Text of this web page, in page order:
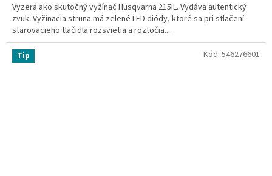
Vyzerá ako skutočný vyžínač Husqvarna 215IL. Vydáva autentický
zvuk. Vyžínacia struna má zelené LED diódy, ktoré sa pri stlačení
starovacieho tlačidla rozsvietia a roztočia....
Tip Kód: 546276601